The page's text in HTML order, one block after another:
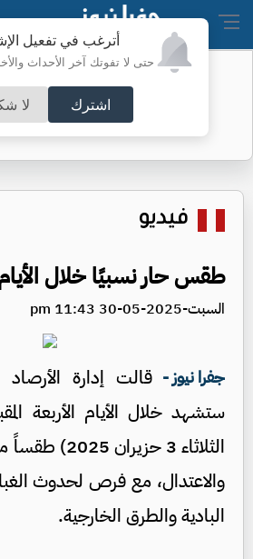
أترغب في تفعيل
حتى لا تفوتك آخر الأحداث
اشترك لا
الفيفا يحول
كأس العرب
فيديو
طقس حار نسبيًا خلال
السبت-2025-05-30 11:43 pm
جفرا نيوز - قالت إدارة الأرصاد
ستشهد خلال الأيام الأربعة
الثلاثاء 3
والاعتدال، مع فرص لحدوث
البادية والطرق الخارجية.